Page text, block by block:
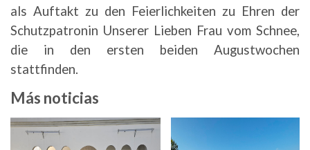
als Auftakt zu den Feierlichkeiten zu Ehren der
Schutzpatronin Unserer Lieben Frau vom Schnee,
die in den ersten beiden Augustwochen
stattfinden.
Más noticias